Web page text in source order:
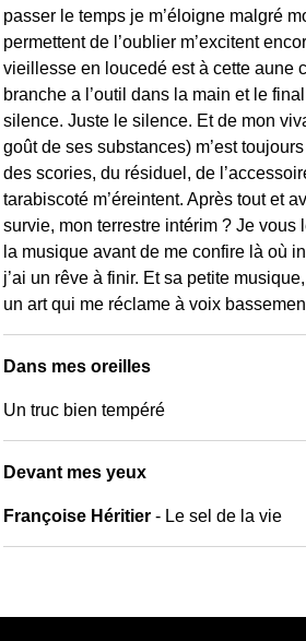
passer le temps je m’éloigne malgré
permettent de l’oublier m’excitent
vieillesse en loucedé est à cette aune
branche a l’outil dans la main et le
silence. Juste le silence. Et de mon
goût de ses substances) m’est
des scories, du résiduel, de
tarabiscoté m’éreintent. Après tout et
survie, mon terrestre intérim ? Je
la musique avant de me confire là où
j’ai un rêve à finir. Et sa petite
un art qui me réclame à voix
Dans mes oreilles
Un truc bien tempéré
Devant mes yeux
Françoise Héritier - Le sel de la vie